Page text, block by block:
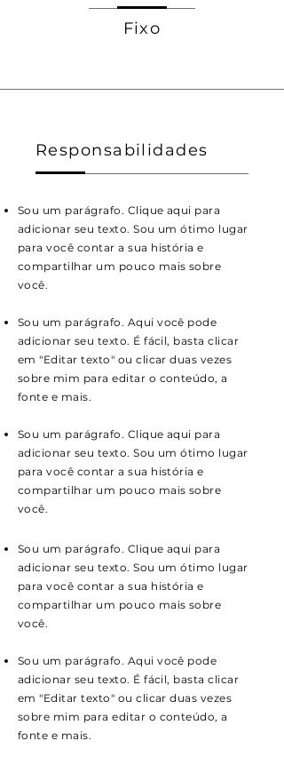
Fixo
Responsabilidades
Sou um parágrafo. Clique aqui para
adicionar seu texto. Sou um ótimo lugar
para você contar a sua história e
compartilhar um pouco mais sobre
você.
Sou um parágrafo. Aqui você pode
adicionar seu texto. É fácil, basta clicar
em "Editar texto" ou clicar duas vezes
sobre mim para editar o conteúdo, a
fonte e mais.
Sou um parágrafo. Clique aqui para
adicionar seu texto. Sou um ótimo lugar
para você contar a sua história e
compartilhar um pouco mais sobre
você.
Sou um parágrafo. Clique aqui para
adicionar seu texto. Sou um ótimo lugar
para você contar a sua história e
compartilhar um pouco mais sobre
você.
Sou um parágrafo. Aqui você pode
adicionar seu texto. É fácil, basta clicar
em "Editar texto" ou clicar duas vezes
sobre mim para editar o conteúdo, a
fonte e mais.